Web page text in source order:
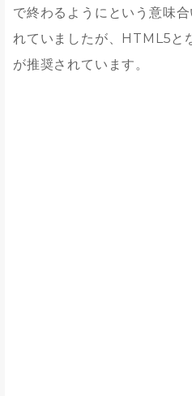
で終わるようにという意味
れていましたが、HTML5と
が推奨されています。